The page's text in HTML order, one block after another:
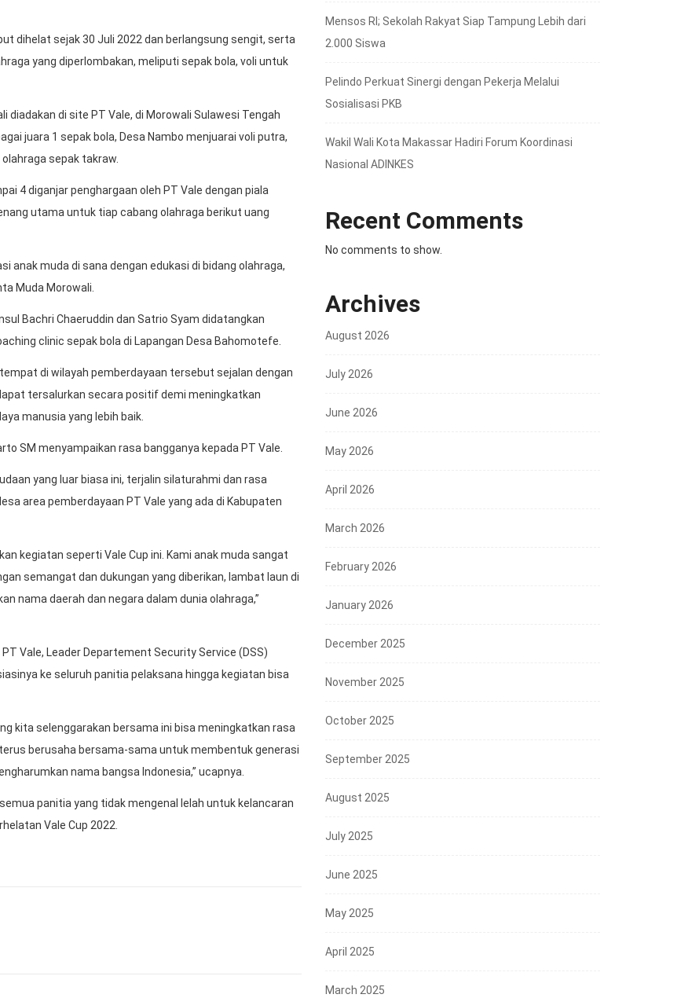
dihelat sejak 30 Juli 2022 dan berlangsung sengit, serta
yang diperlombakan, meliputi sepak bola, voli untuk
diadakan di site PT Vale, di Morowali Sulawesi Tengah
juara 1 sepak bola, Desa Nambo menjuarai voli putra,
sepak takraw.
4 diganjar penghargaan oleh PT Vale dengan piala
utama untuk tiap cabang olahraga berikut uang
anak muda di sana dengan edukasi di bidang olahraga,
Muda Morowali.
Bachri Chaeruddin dan Satrio Syam didatangkan
clinic sepak bola di Lapangan Desa Bahomotefe.
di wilayah pemberdayaan tersebut sejalan dengan
tersalurkan secara positif demi meningkatkan
manusia yang lebih baik.
SM menyampaikan rasa bangganya kepada PT Vale.
yang luar biasa ini, terjalin silaturahmi dan rasa
area pemberdayaan PT Vale yang ada di Kabupaten
kegiatan seperti Vale Cup ini. Kami anak muda sangat
semangat dan dukungan yang diberikan, lambat laun di
nama daerah dan negara dalam dunia olahraga,”
Vale, Leader Departement Security Service (DSS)
ke seluruh panitia pelaksana hingga kegiatan bisa
kita selenggarakan bersama ini bisa meningkatkan rasa
berusaha bersama-sama untuk membentuk generasi
nama bangsa Indonesia,” ucapnya.
panitia yang tidak mengenal lelah untuk kelancaran
Vale Cup 2022.
Mensos RI; Sekolah Rakyat Siap Tampung Lebih dari
2.000 Siswa
Pelindo Perkuat Sinergi dengan Pekerja Melalui
Sosialisasi PKB
Wakil Wali Kota Makassar Hadiri Forum Koordinasi
Nasional ADINKES
Recent Comments
No comments to show.
Archives
August 2026
July 2026
June 2026
May 2026
April 2026
March 2026
February 2026
January 2026
December 2025
November 2025
October 2025
September 2025
August 2025
July 2025
June 2025
May 2025
April 2025
March 2025